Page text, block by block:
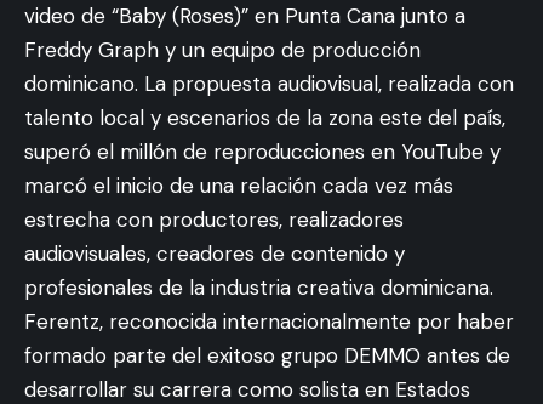
video de “Baby (Roses)” en Punta Cana junto a
Freddy Graph y un equipo de producción
dominicano. La propuesta audiovisual, realizada con
talento local y escenarios de la zona este del país,
superó el millón de reproducciones en YouTube y
marcó el inicio de una relación cada vez más
estrecha con productores, realizadores
audiovisuales, creadores de contenido y
profesionales de la industria creativa dominicana.
Ferentz, reconocida internacionalmente por haber
formado parte del exitoso grupo DEMMO antes de
desarrollar su carrera como solista en Estados